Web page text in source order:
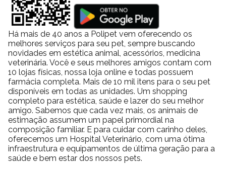
Há mais de 40 anos a Polipet vem oferecendo os
melhores serviços para seu pet, sempre buscando
novidades em estética animal, acessórios, medicina
veterinária. Você e seus melhores amigos contam com
10 lojas físicas, nossa loja online e todas possuem
farmácia completa. Mais de 10 mil itens para o seu pet
disponíveis em todas as unidades. Um shopping
completo para estética, saúde e lazer do seu melhor
amigo. Sabemos que cada vez mais, os animais de
estimação assumem um papel primordial na
composição familiar. E para cuidar com carinho deles,
oferecemos um Hospital Veterinário, com uma ótima
infraestrutura e equipamentos de última geração para a
saúde e bem estar dos nossos pets.